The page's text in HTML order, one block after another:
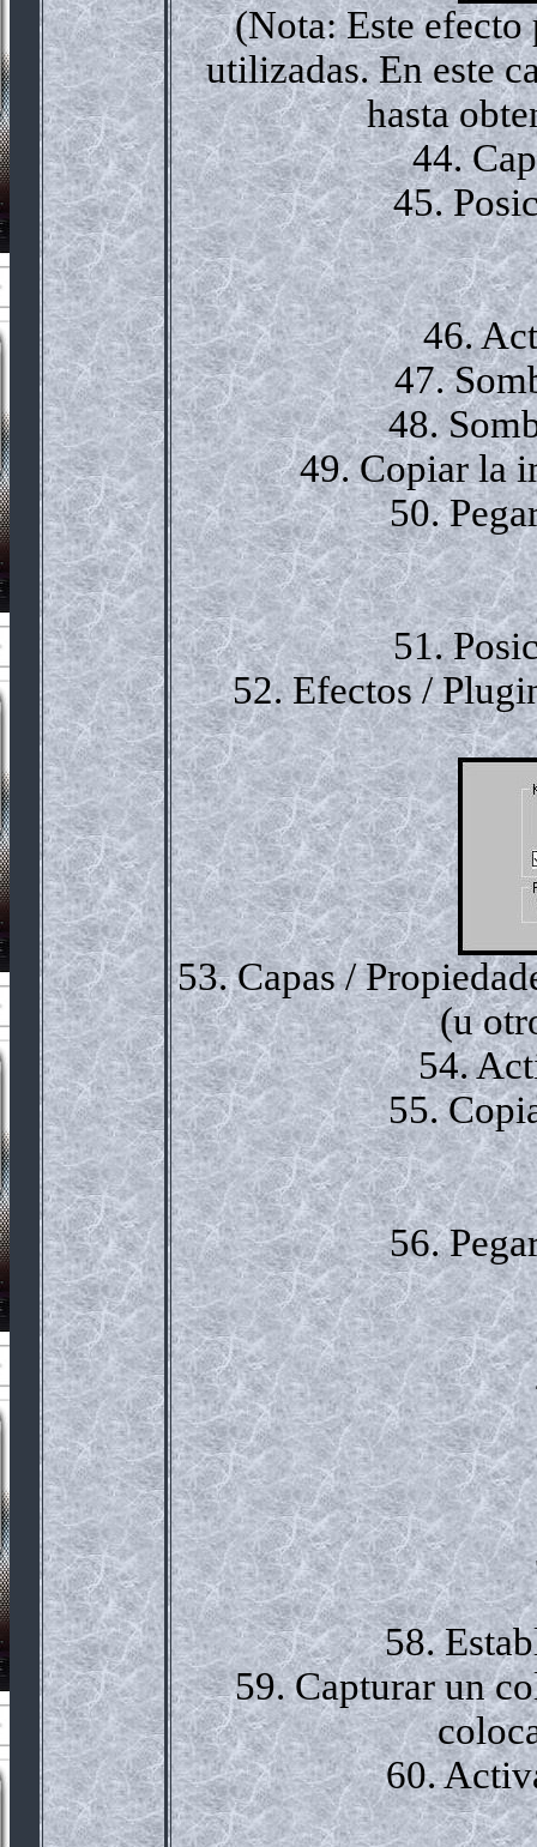
(Nota: Este efecto
utilizadas. En este
hasta
44.
45.
46.
47.
48.
49. Copiar la
50.
51.
52. Efectos /
53. Capas /
(u
54.
55.
56.
58.
59. Capturar un
60.